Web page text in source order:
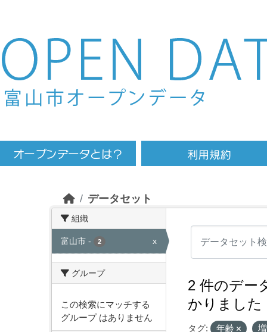
Skip to main content
データセット
組織
富山市 - 2 x
グループ
この検索にマッチする
グループ はありません
2 件のデー
かりました
タグ: 年齢